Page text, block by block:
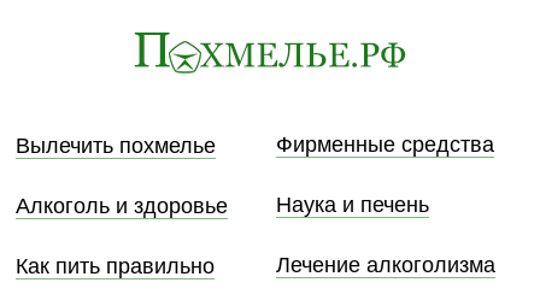
Вылечить похмелье
Фирменные средства
Алкоголь и здоровье
Наука и печень
Как пить правильно
Лечение алкоголизма